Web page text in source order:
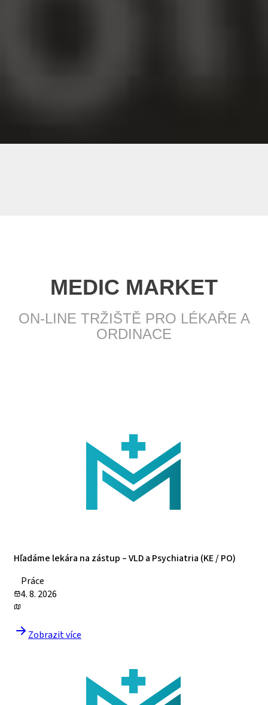
MEDIC MARKET
ON-LINE TRŽIŠTĚ PRO LÉKAŘE A
ORDINACE